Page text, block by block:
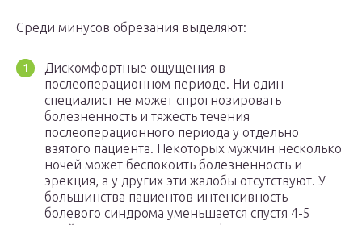
Среди минусов обрезания выделяют:
Дискомфортные ощущения в
послеоперационном периоде. Ни один
специалист не может спрогнозировать
болезненность и тяжесть течения
послеоперационного периода у отдельно
взятого пациента. Некоторых мужчин несколько
ночей может беспокоить болезненность и
эрекция, а у других эти жалобы отсутствуют. У
большинства пациентов интенсивность
болевого синдрома уменьшается спустя 4-5